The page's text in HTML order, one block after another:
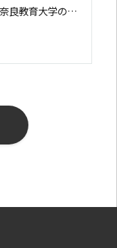
良教育大学の笠
ポーツ現場で
をテー...